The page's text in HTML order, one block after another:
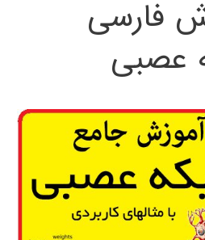
فارسی
عصبی